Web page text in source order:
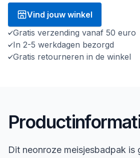
Vind jouw winkel
Gratis verzending vanaf 50 euro
In 2-5 werkdagen bezorgd
Gratis retourneren in de winkel
Dit neonroze meisjesbadpak is